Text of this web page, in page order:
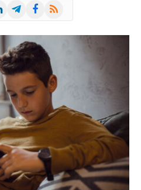
TelegramFacebook
RSS